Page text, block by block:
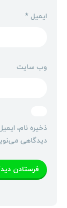
ایمیل *
وب‌ سایت
ذخیره نام،
دیدگاهی